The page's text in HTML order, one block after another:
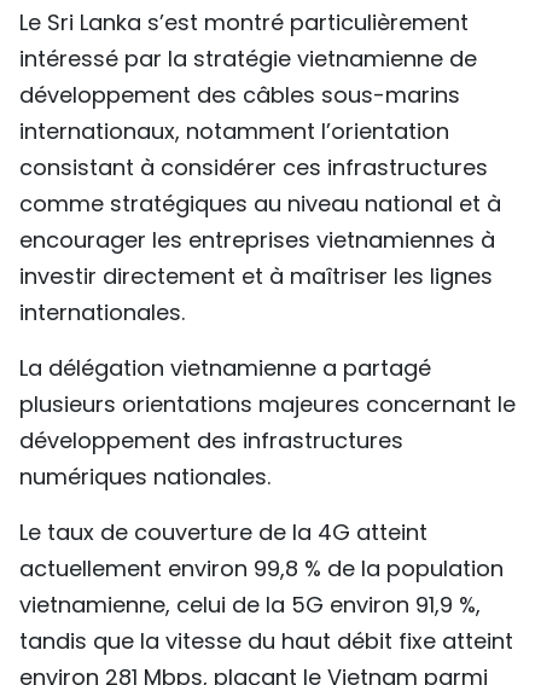
Le Sri Lanka s’est montré particulièrement
intéressé par la stratégie vietnamienne de
développement des câbles sous-marins
internationaux, notamment l’orientation
consistant à considérer ces infrastructures
comme stratégiques au niveau national et à
encourager les entreprises vietnamiennes à
investir directement et à maîtriser les lignes
internationales.
La délégation vietnamienne a partagé
plusieurs orientations majeures concernant le
développement des infrastructures
numériques nationales.
Le taux de couverture de la 4G atteint
actuellement environ 99,8 % de la population
vietnamienne, celui de la 5G environ 91,9 %,
tandis que la vitesse du haut débit fixe atteint
environ 281 Mbps, plaçant le Vietnam parmi